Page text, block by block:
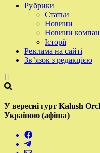
Рубрики
Статьи
Новини
Новини
Історії
Реклама на сайті
Зв’язок з редакцією
У вересні гурт Kalush
Україною (афіша)